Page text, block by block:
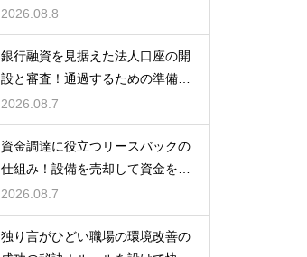
る例文
2026.08.8
銀行融資を見据えた法人口座の開
設と審査！通過するための準備と
ポイント
2026.08.7
資金調達に役立つリースバックの
仕組み！設備を売却して資金を得
る方法
2026.08.7
独り言がひどい職場の環境改善の